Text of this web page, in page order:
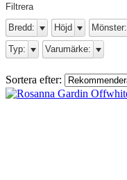
Filtrera
Bredd:
Höjd Mönster:
Typ: Varumärke:
Sortera efter: